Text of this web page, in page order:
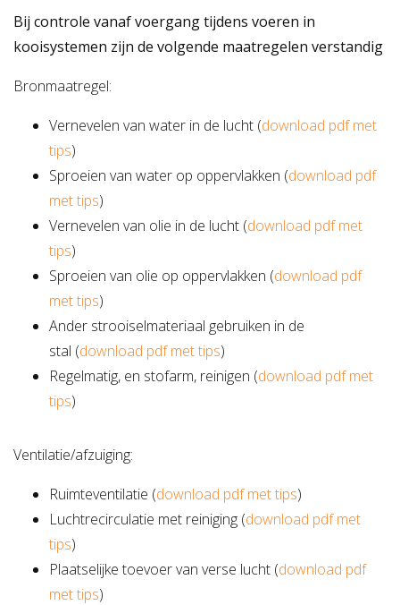
Bij controle vanaf voergang tijdens voeren in
kooisystemen zijn de volgende maatregelen verstandig
Bronmaatregel:
Vernevelen van water in de lucht (download pdf met
tips)
Sproeien van water op oppervlakken (download pdf
met tips)
Vernevelen van olie in de lucht (download pdf met
tips)
Sproeien van olie op oppervlakken (download pdf
met tips)
Ander strooiselmateriaal gebruiken in de
stal (download pdf met tips)
Regelmatig, en stofarm, reinigen (download pdf met
tips)
Ventilatie/afzuiging:
Ruimteventilatie (download pdf met tips)
Luchtrecirculatie met reiniging (download pdf met
tips)
Plaatselijke toevoer van verse lucht (download pdf
met tips)